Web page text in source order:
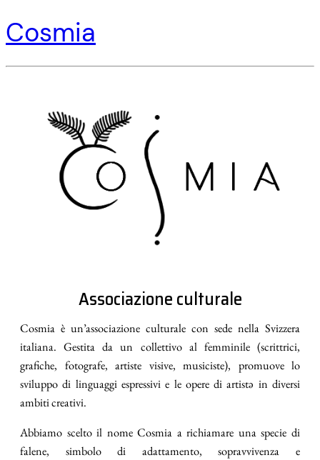
Cosmia
Associazione culturale
Cosmia è un’associazione culturale con sede nella Svizzera
italiana. Gestita da un collettivo al femminile (scrittrici,
grafiche, fotografe, artiste visive, musiciste), promuove lo
sviluppo di linguaggi espressivi e le opere di artistə in diversi
ambiti creativi.
Abbiamo scelto il nome Cosmia a richiamare una specie di
falene, simbolo di adattamento, sopravvivenza e